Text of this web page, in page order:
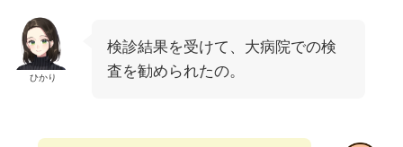
ひかり
検診結果を受けて、大病院での検
査を勧められたの。